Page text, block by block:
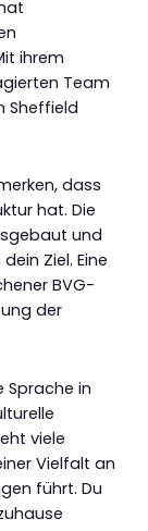
ihrem
Team
Sheffield
dass
hat. Die
und
Ziel. Eine
BVG-
der
Sprache in
viele
Vielfalt an
führt. Du